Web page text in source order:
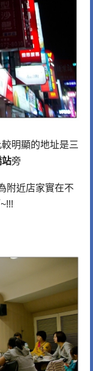
明顯的地址是三
站旁
附近店家實在不